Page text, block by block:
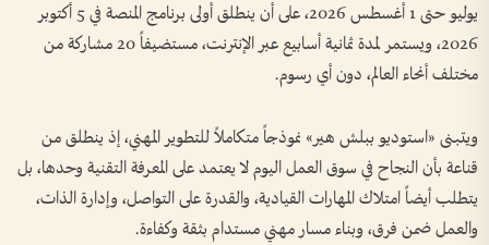
يوليو حتى 1 أغسطس 2026، على أن ينطلق أولى برنامج المنصة في 5 أكتوبر
2026، ويستمر لمدة ثمانية أسابيع عبر الإنترنت، مستضيفاً 20 مشاركة من
مختلف أنحاء العالم، دون أي رسوم.
ويتبنى «استوديو ببلش هير» نموذجاً متكاملاً للتطوير المهني، إذ ينطلق من
قناعة بأن النجاح في سوق العمل اليوم لا يعتمد على المعرفة التقنية وحدها، بل
يتطلب أيضاً امتلاك المهارات القيادية، والقدرة على التواصل، وإدارة الذات،
والعمل ضمن فرق، وبناء مسار مهني مستدام بثقة وكفاءة.